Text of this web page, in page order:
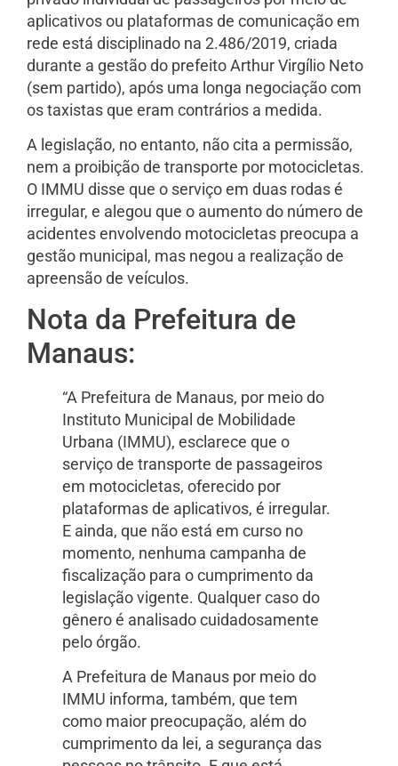
aplicativos ou plataformas de comunicação em
rede está disciplinado na 2.486/2019, criada
durante a gestão do prefeito Arthur Virgílio Neto
(sem partido), após uma longa negociação com
os taxistas que eram contrários a medida.
A legislação, no entanto, não cita a permissão,
nem a proibição de transporte por motocicletas.
O IMMU disse que o serviço em duas rodas é
irregular, e alegou que o aumento do número de
acidentes envolvendo motocicletas preocupa a
gestão municipal, mas negou a realização de
apreensão de veículos.
Nota da Prefeitura de
Manaus:
“A Prefeitura de Manaus, por meio do
Instituto Municipal de Mobilidade
Urbana (IMMU), esclarece que o
serviço de transporte de passageiros
em motocicletas, oferecido por
plataformas de aplicativos, é irregular.
E ainda, que não está em curso no
momento, nenhuma campanha de
fiscalização para o cumprimento da
legislação vigente. Qualquer caso do
gênero é analisado cuidadosamente
pelo órgão.
A Prefeitura de Manaus por meio do
IMMU informa, também, que tem
como maior preocupação, além do
cumprimento da lei, a segurança das